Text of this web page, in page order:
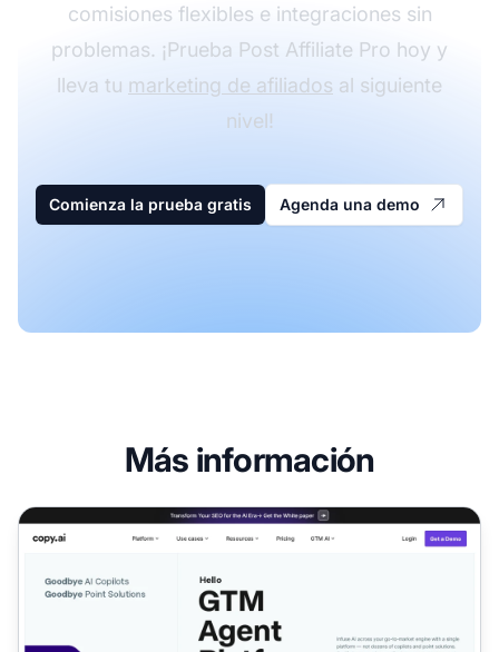
comisiones flexibles e integraciones sin
problemas. ¡Prueba Post Affiliate Pro hoy y
lleva tu marketing de afiliados al siguiente
nivel!
Comienza la prueba gratis Agenda una demo
Más información
Programa de Afiliados de Copy.ai